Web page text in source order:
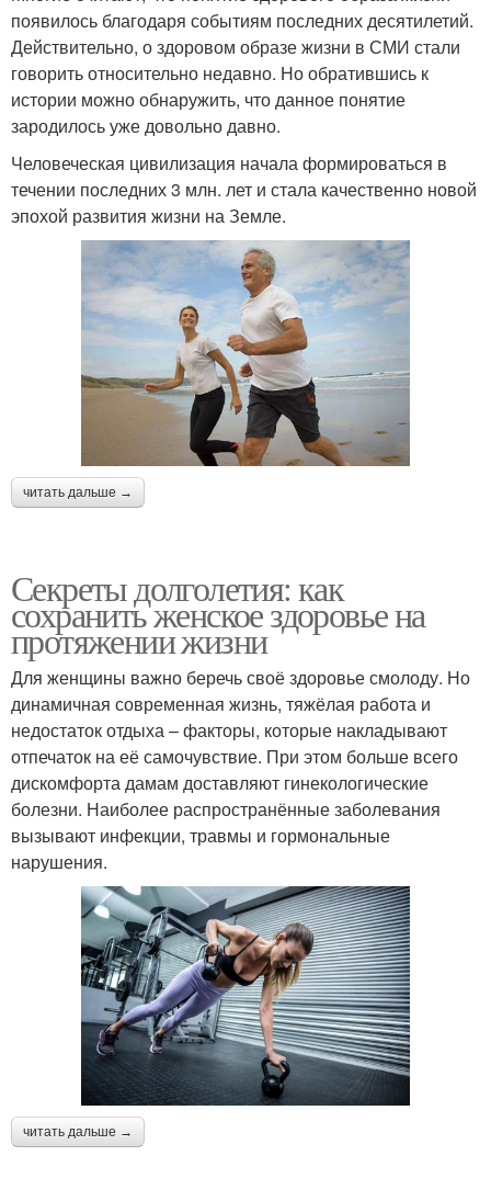
появилось благодаря событиям последних десятилетий.
Действительно, о здоровом образе жизни в СМИ стали
говорить относительно недавно. Но обратившись к
истории можно обнаружить, что данное понятие
зародилось уже довольно давно.
Человеческая цивилизация начала формироваться в
течении последних 3 млн. лет и стала качественно новой
эпохой развития жизни на Земле.
читать дальше →
Секреты долголетия: как
сохранить женское здоровье на
протяжении жизни
Для женщины важно беречь своё здоровье смолоду. Но
динамичная современная жизнь, тяжёлая работа и
недостаток отдыха – факторы, которые накладывают
отпечаток на её самочувствие. При этом больше всего
дискомфорта дамам доставляют гинекологические
болезни. Наиболее распространённые заболевания
вызывают инфекции, травмы и гормональные
нарушения.
читать дальше →